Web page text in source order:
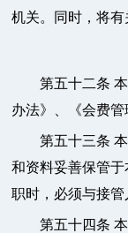
机关。同时，将
第五十二条
办法》、《会费
第五十三条
和资料妥善保管
职时，必须与接
第五十四条